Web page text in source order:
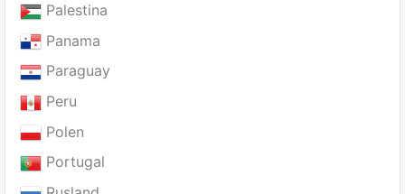
Palestina
Panama
Paraguay
Peru
Polen
Portugal